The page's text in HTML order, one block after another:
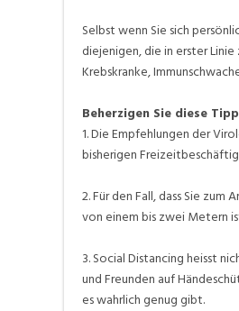
Selbst wenn Sie sich
diejenigen, die in erster
Krebskranke,
Beherzigen Sie diese
1. Die Empfehlungen der
bisherigen
2. Für den Fall, dass Sie
von einem bis zwei Metern
3. Social Distancing heisst
und Freunden auf
es wahrlich genug gibt.